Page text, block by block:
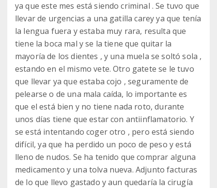
ya que este mes está siendo criminal . Se tuvo que
llevar de urgencias a una gatilla carey ya que tenía
la lengua fuera y estaba muy rara, resulta que
tiene la boca mal y se la tiene que quitar la
mayoría de los dientes , y una muela se soltó sola ,
estando en el mismo vete. Otro gatete se le tuvo
que llevar ya que estaba cojo , seguramente de
pelearse o de una mala caída, lo importante es
que el está bien y no tiene nada roto, durante
unos días tiene que estar con antiinflamatorio. Y
se está intentando coger otro , pero está siendo
difícil, ya que ha perdido un poco de peso y está
lleno de nudos. Se ha tenido que comprar alguna
medicamento y una tolva nueva. Adjunto facturas
de lo que llevo gastado y aun quedaría la cirugía